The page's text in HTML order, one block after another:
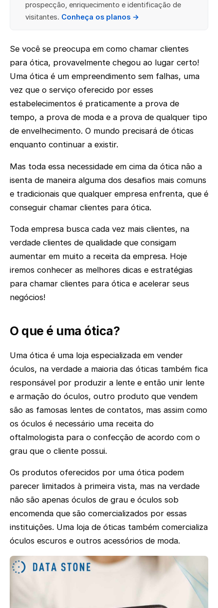
prospecção, enriquecimento e identificação de
visitantes. Conheça os planos →
Se você se preocupa em como chamar clientes
para ótica, provavelmente chegou ao lugar certo!
Uma ótica é um empreendimento sem falhas, uma
vez que o serviço oferecido por esses
estabelecimentos é praticamente a prova de
tempo, a prova de moda e a prova de qualquer tipo
de envelhecimento. O mundo precisará de óticas
enquanto continuar a existir.
Mas toda essa necessidade em cima da ótica não a
isenta de maneira alguma dos desafios mais comuns
e tradicionais que qualquer empresa enfrenta, que é
conseguir chamar clientes para ótica.
Toda empresa busca cada vez mais clientes, na
verdade clientes de qualidade que consigam
aumentar em muito a receita da empresa. Hoje
iremos conhecer as melhores dicas e estratégias
para chamar clientes para ótica e acelerar seus
negócios!
O que é uma ótica?
Uma ótica é uma loja especializada em vender
óculos, na verdade a maioria das óticas também fica
responsável por produzir a lente e então unir lente
e armação do óculos, outro produto que vendem
são as famosas lentes de contatos, mas assim como
os óculos é necessário uma receita do
oftalmologista para o confecção de acordo com o
grau que o cliente possui.
Os produtos oferecidos por uma ótica podem
parecer limitados à primeira vista, mas na verdade
não são apenas óculos de grau e óculos sob
encomenda que são comercializados por essas
instituições. Uma loja de óticas também comercializa
óculos escuros e outros acessórios de moda.